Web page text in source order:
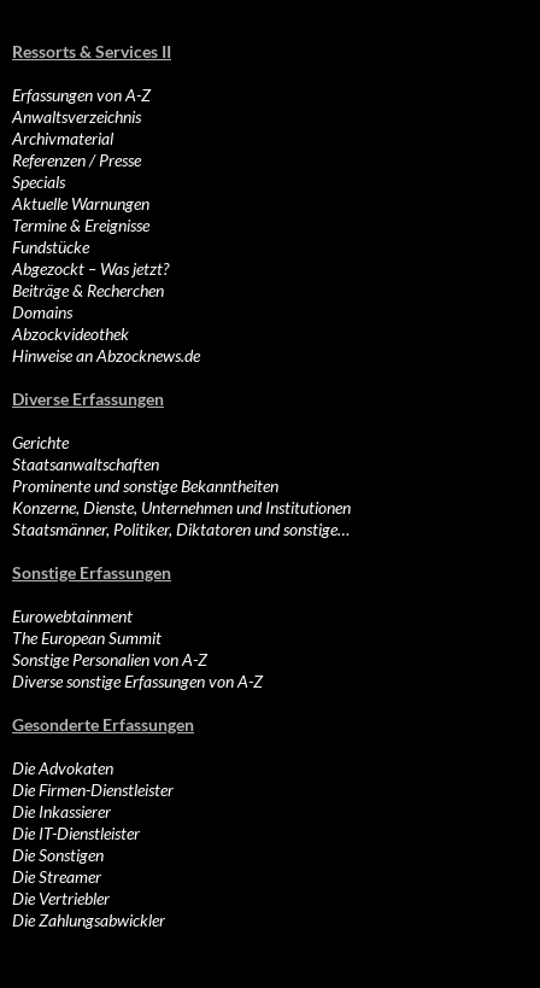
Ressorts & Services II
Erfassungen von A-Z
Anwaltsverzeichnis
Archivmaterial
Referenzen / Presse
Specials
Aktuelle Warnungen
Termine & Ereignisse
Fundstücke
Abgezockt – Was jetzt?
Beiträge & Recherchen
Domains
Abzockvideothek
Hinweise an Abzocknews.de
Diverse Erfassungen
Gerichte
Staatsanwaltschaften
Prominente und sonstige Bekanntheiten
Konzerne, Dienste, Unternehmen und Institutionen
Staatsmänner, Politiker, Diktatoren und sonstige…
Sonstige Erfassungen
Eurowebtainment
The European Summit
Sonstige Personalien von A-Z
Diverse sonstige Erfassungen von A-Z
Gesonderte Erfassungen
Die Advokaten
Die Firmen-Dienstleister
Die Inkassierer
Die IT-Dienstleister
Die Sonstigen
Die Streamer
Die Vertriebler
Die Zahlungsabwickler